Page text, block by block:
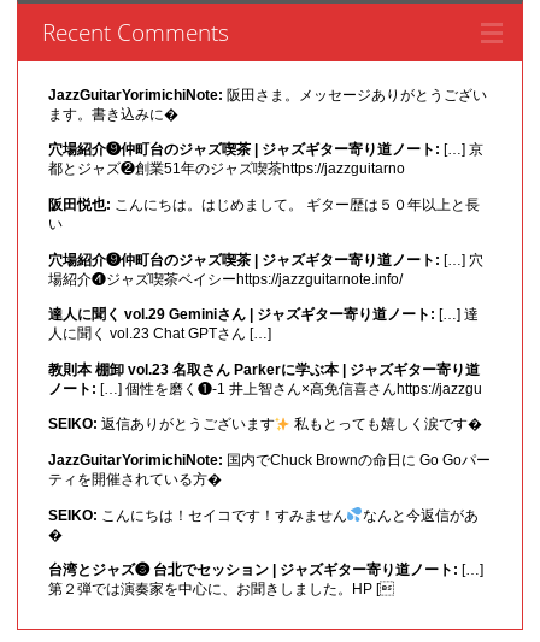
Recent Comments
JazzGuitarYorimichiNote: 阪田さま。メッセージありがとうござい
ます。書き込みに�
穴場紹介❾仲町台のジャズ喫茶 | ジャズギター寄り道ノート: […] 京
都とジャズ❷創業51年のジャズ喫茶https://jazzguitarno
阪田悦也: こんにちは。はじめまして。 ギター歴は５０年以上と長
い
穴場紹介❾仲町台のジャズ喫茶 | ジャズギター寄り道ノート: […] 穴
場紹介❹ジャズ喫茶ベイシーhttps://jazzguitarnote.info/
達人に聞く vol.29 Geminiさん | ジャズギター寄り道ノート: […] 達
人に聞く vol.23 Chat GPTさん […]
教則本 棚卸 vol.23 名取さん Parkerに学ぶ本 | ジャズギター寄り道
ノート: […] 個性を磨く❶-1 井上智さん×高免信喜さんhttps://jazzgu
SEIKO: 返信ありがとうございます 私もとっても嬉しく涙です�
JazzGuitarYorimichiNote: 国内でChuck Brownの命日に Go Goパー
ティを開催されている方�
SEIKO: こんにちは！セイコです！すみません
なんと今返信があ
�
台湾とジャズ❸ 台北でセッション | ジャズギター寄り道ノート: […]
第２弾では演奏家を中心に、お聞きしました。HP [